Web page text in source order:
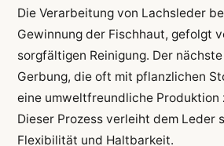
Die Verarbeitung von Lachsleder
Gewinnung der Fischhaut, gefolgt
sorgfältigen Reinigung. Der
Gerbung, die oft mit pflanzlichen
eine umweltfreundliche Produktion
Dieser Prozess verleiht dem Leder
Flexibilität und Haltbarkeit.